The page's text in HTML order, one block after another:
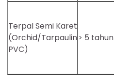
Terpal Semi Karet
(Orchid/Tarpaulin
PVC)
> 5 tahun